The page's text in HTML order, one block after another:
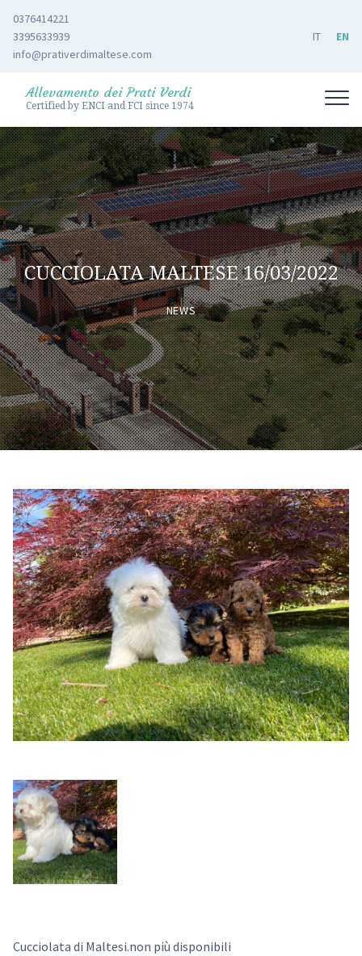
0376414221
3395633939
info@prativerdimaltese.com
IT EN
Allevamento dei Prati Verdi
Certified by ENCI and FCI since 1974
CUCCIOLATA MALTESE 16/03/2022
NEWS
Cucciolata di Maltesi.non più disponibili